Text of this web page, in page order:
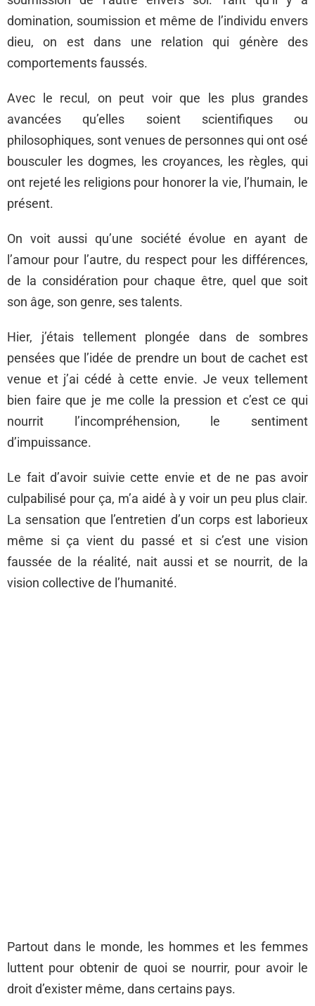
domination, soumission et même de l’individu envers
dieu, on est dans une relation qui génère des
comportements faussés.
Avec le recul, on peut voir que les plus grandes
avancées qu’elles soient scientifiques ou
philosophiques, sont venues de personnes qui ont osé
bousculer les dogmes, les croyances, les règles, qui
ont rejeté les religions pour honorer la vie, l’humain, le
présent.
On voit aussi qu’une société évolue en ayant de
l’amour pour l’autre, du respect pour les différences,
de la considération pour chaque être, quel que soit
son âge, son genre, ses talents.
Hier, j’étais tellement plongée dans de sombres
pensées que l’idée de prendre un bout de cachet est
venue et j’ai cédé à cette envie. Je veux tellement
bien faire que je me colle la pression et c’est ce qui
nourrit l’incompréhension, le sentiment
d’impuissance.
Le fait d’avoir suivie cette envie et de ne pas avoir
culpabilisé pour ça, m’a aidé à y voir un peu plus clair.
La sensation que l’entretien d’un corps est laborieux
même si ça vient du passé et si c’est une vision
faussée de la réalité, nait aussi et se nourrit, de la
vision collective de l’humanité.
Partout dans le monde, les hommes et les femmes
luttent pour obtenir de quoi se nourrir, pour avoir le
droit d’exister même, dans certains pays.